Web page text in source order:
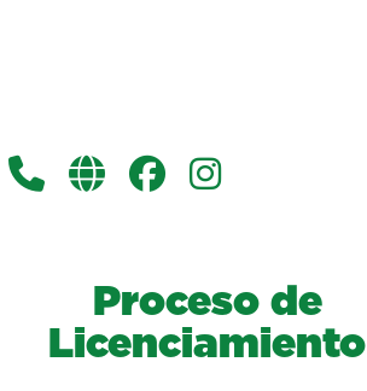
Proceso de
Licenciamiento